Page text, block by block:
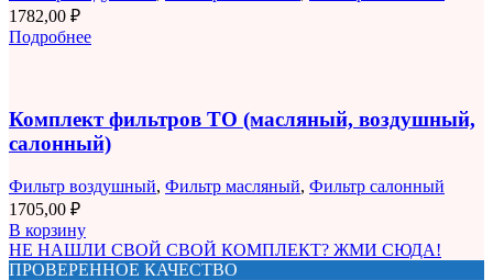
1782,00 ₽
Подробнее
Комплект фильтров ТО (масляный, воздушный,
салонный)
Фильтр воздушный, Фильтр масляный, Фильтр салонный
1705,00 ₽
В корзину
НЕ НАШЛИ СВОЙ СВОЙ КОМПЛЕКТ? ЖМИ СЮДА!
ПРОВЕРЕННОЕ КАЧЕСТВО